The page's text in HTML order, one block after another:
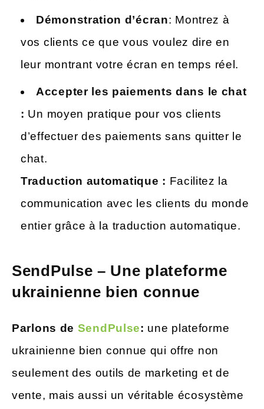
Démonstration d’écran: Montrez à
vos clients ce que vous voulez dire en
leur montrant votre écran en temps réel.
Accepter les paiements dans le chat
: Un moyen pratique pour vos clients
d’effectuer des paiements sans quitter le
chat.
Traduction automatique : Facilitez la
communication avec les clients du monde
entier grâce à la traduction automatique.
SendPulse – Une plateforme
ukrainienne bien connue
Parlons de SendPulse: une plateforme
ukrainienne bien connue qui offre non
seulement des outils de marketing et de
vente, mais aussi un véritable écosystème